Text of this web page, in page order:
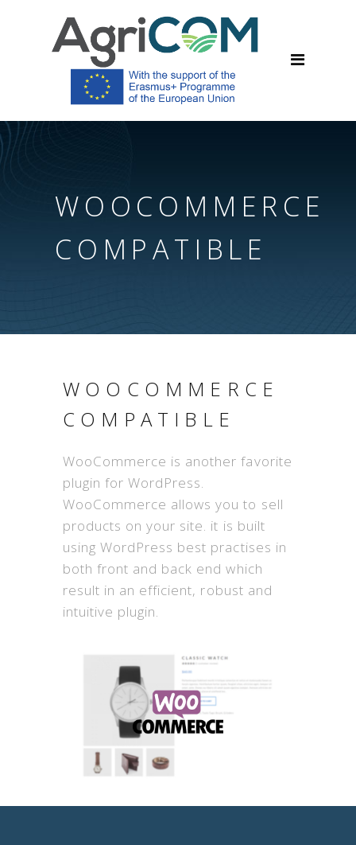
WOOCOMMERCE
COMPATIBLE
WOOCOMMERCE
COMPATIBLE
WooCommerce is another favorite
plugin for WordPress.
WooCommerce allows you to sell
products on your site. it is built
using WordPress best practises in
both front and back end which
result in an efficient, robust and
intuitive plugin.